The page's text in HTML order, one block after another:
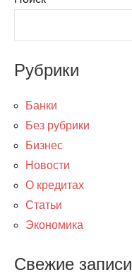
Рубрики
Банки
Без рубрики
Бизнес
Новости
О кредитах
Статьи
Экономика
Свежие записи